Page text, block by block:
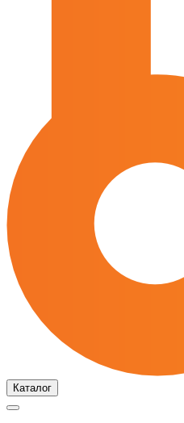
Каталог